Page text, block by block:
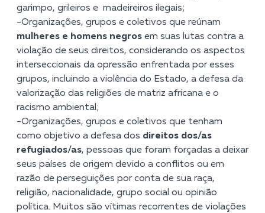
garimpo, grileiros e madeireiros ilegais;
-Organizações, grupos e coletivos que reúnam
mulheres e homens negros em suas lutas contra a
violação de seus direitos, considerando os aspectos
interseccionais da opressão enfrentada por esses
grupos, incluindo a violência do Estado, a defesa da
valorização das religiões de matriz africana e o
racismo ambiental;
-Organizações, grupos e coletivos que tenham
como objetivo a defesa dos direitos dos/as
refugiados/as, pessoas que foram forçadas a deixar
seus países de origem devido a conflitos ou em
razão de perseguições por conta de sua raça,
religião, nacionalidade, grupo social ou opinião
política. Muitos são vítimas recorrentes de violações